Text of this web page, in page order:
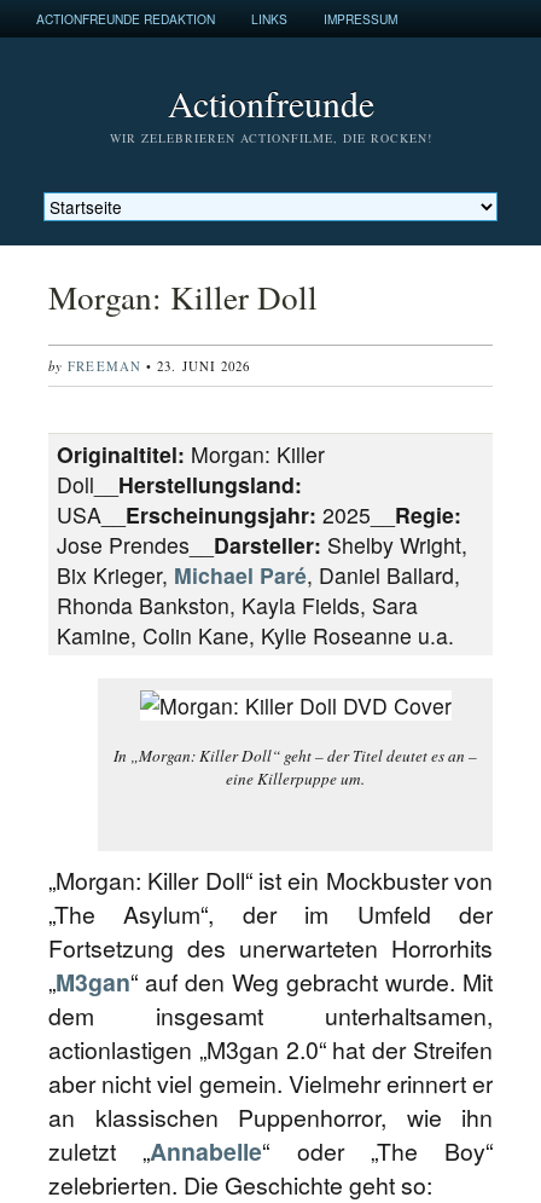
ACTIONFREUNDE REDAKTION LINKS IMPRESSUM
Actionfreunde
WIR ZELEBRIEREN ACTIONFILME, DIE ROCKEN!
Morgan: Killer Doll
by FREEMAN • 23. JUNI 2026
Originaltitel: Morgan: Killer
Doll__ Herstellungsland:
USA__ Erscheinungsjahr: 2025__ Regie:
Jose Prendes__ Darsteller: Shelby Wright,
Bix Krieger, Michael Paré, Daniel Ballard,
Rhonda Bankston, Kayla Fields, Sara
Kamine, Colin Kane, Kylie Roseanne u.a.
In „Morgan: Killer Doll“ geht – der Titel deutet es an –
eine Killerpuppe um.
„Morgan: Killer Doll“ ist ein Mockbuster von
„The Asylum“, der im Umfeld der
Fortsetzung des unerwarteten Horrorhits
„M3gan“ auf den Weg gebracht wurde. Mit
dem insgesamt unterhaltsamen,
actionlastigen „M3gan 2.0“ hat der Streifen
aber nicht viel gemein. Vielmehr erinnert er
an klassischen Puppenhorror, wie ihn
zuletzt „Annabelle“ oder „The Boy“
zelebrierten. Die Geschichte geht so: